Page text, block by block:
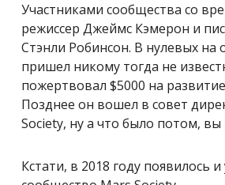
Участниками сообщества со
режиссер Джеймс Кэмерон и
Стэнли Робинсон. В нулевых на
пришел никому тогда не
пожертвовал $5000 на
Позднее он вошел в совет
Society, ну а что было потом, вы
Кстати, в 2018 году появилось